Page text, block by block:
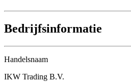
Bedrijfsinformatie
Handelsnaam
IKW Trading B.V.